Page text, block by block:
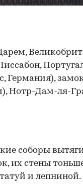
Германия),
Нотр-Дам-ля-
соборы
их стены
и лепниной.